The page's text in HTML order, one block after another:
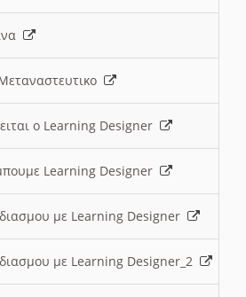
ο Learning Designer
Learning Designer
με Learning Designer
με Learning Designer_2